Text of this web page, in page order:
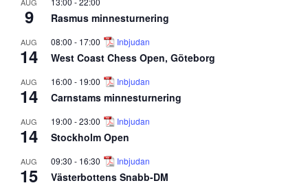
9 Rasmus minnesturnering
AUG
14
08:00 - 17:00 Inbjudan
West Coast Chess Open, Göteborg
AUG
14
16:00 - 19:00 Inbjudan
Carnstams minnesturnering
AUG
14
19:00 -23:00 Inbjudan
Stockholm Open
AUG
15
09:30 - 16:30 Inbjudan
Västerbottens Snabb-DM